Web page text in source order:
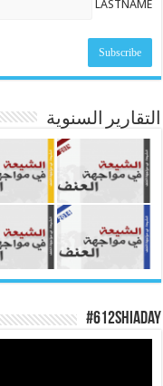
LASTNAME
التقارير السنوية
#612ShiaDay